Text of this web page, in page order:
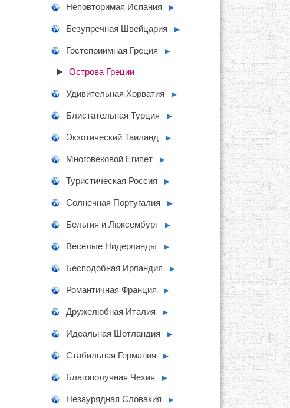
Неповторимая Испания ►
Безупречная Швейцария ►
Гостеприимная Греция ►
Острова Греции
Удивительная Хорватия ►
Блистательная Турция ►
Экзотический Таиланд ►
Многовековой Египет ►
Туристическая Россия ►
Солнечная Португалия ►
Бельгия и Люксембург ►
Весёлые Нидерланды ►
Бесподобная Ирландия ►
Романтичная Франция ►
Дружелюбная Италия ►
Идеальная Шотландия ►
Стабильная Германия ►
Благополучная Чехия ►
Незаурядная Словакия ►